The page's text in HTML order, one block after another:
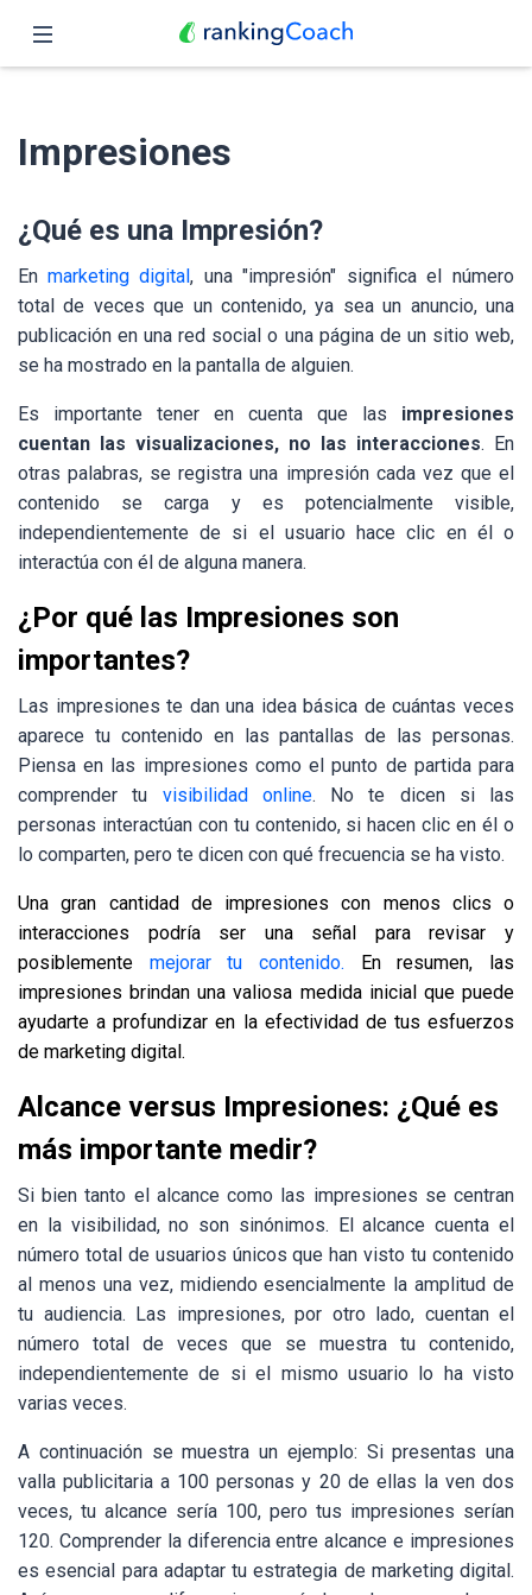
Funciones
Precio
Revendedores
Blog
Impresiones
¿Qué es una Impresión?
En marketing digital, una "impresión" significa el número
total de veces que un contenido, ya sea un anuncio, una
publicación en una red social o una página de un sitio web,
se ha mostrado en la pantalla de alguien.
Es importante tener en cuenta que las impresiones
cuentan las visualizaciones, no las interacciones. En
otras palabras, se registra una impresión cada vez que el
contenido se carga y es potencialmente visible,
independientemente de si el usuario hace clic en él o
interactúa con él de alguna manera.
¿Por qué las Impresiones son
importantes?
Las impresiones te dan una idea básica de cuántas veces
aparece tu contenido en las pantallas de las personas.
Piensa en las impresiones como el punto de partida para
comprender tu visibilidad online. No te dicen si las
personas interactúan con tu contenido, si hacen clic en él o
lo comparten, pero te dicen con qué frecuencia se ha visto.
Una gran cantidad de impresiones con menos clics o
interacciones podría ser una señal para revisar y
posiblemente mejorar tu contenido. En resumen, las
impresiones brindan una valiosa medida inicial que puede
ayudarte a profundizar en la efectividad de tus esfuerzos
de marketing digital.
Alcance versus Impresiones: ¿Qué es
más importante medir?
Si bien tanto el alcance como las impresiones se centran
en la visibilidad, no son sinónimos. El alcance cuenta el
número total de usuarios únicos que han visto tu contenido
al menos una vez, midiendo esencialmente la amplitud de
tu audiencia. Las impresiones, por otro lado, cuentan el
número total de veces que se muestra tu contenido,
independientemente de si el mismo usuario lo ha visto
varias veces.
A continuación se muestra un ejemplo: Si presentas una
valla publicitaria a 100 personas y 20 de ellas la ven dos
veces, tu alcance sería 100, pero tus impresiones serían
120. Comprender la diferencia entre alcance e impresiones
es esencial para adaptar tu estrategia de marketing digital.